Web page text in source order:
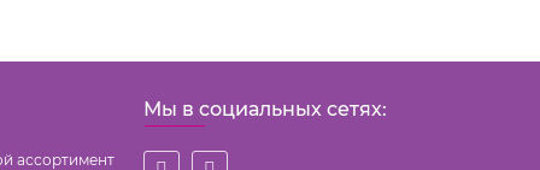
ассортимент
Мы в социальных сетях: